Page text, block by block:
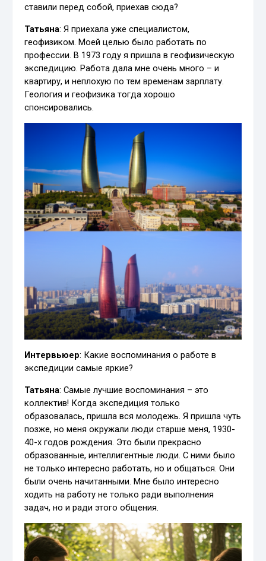
ставили перед собой, приехав сюда?
Татьяна: Я приехала уже специалистом,
геофизиком. Моей целью было работать по
профессии. В 1973 году я пришла в геофизическую
экспедицию. Работа дала мне очень много – и
квартиру, и неплохую по тем временам зарплату.
Геология и геофизика тогда хорошо
спонсировались.
Интервьюер: Какие воспоминания о работе в
экспедиции самые яркие?
Татьяна: Самые лучшие воспоминания – это
коллектив! Когда экспедиция только
образовалась, пришла вся молодежь. Я пришла чуть
позже, но меня окружали люди старше меня, 1930-
40-х годов рождения. Это были прекрасно
образованные, интеллигентные люди. С ними было
не только интересно работать, но и общаться. Они
были очень начитанными. Мне было интересно
ходить на работу не только ради выполнения
задач, но и ради этого общения.